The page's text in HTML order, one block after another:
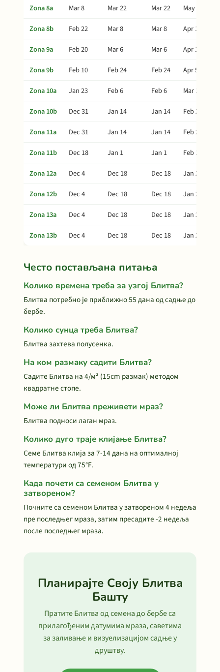
Zona 8a Mar 8 Mar 22 Mar 22
May 1
Zona 8b
Feb 22 Mar 8 Mar 8
Apr 17
Zona 9a
Feb 20 Mar 6 Mar 6
Apr 15
Zona 9b
Feb 10 Feb 24 Feb 24
Apr 5
Zona 10a
Jan 23 Feb 6 Feb 6
Mar 18
Zona 10b
Dec 31 Jan 14 Jan 14
Feb 23
Zona 11a
Dec 31 Jan 14 Jan 14
Feb 23
Zona 11b
Dec 18 Jan 1 Jan 1
Feb 10
Zona 12a
Dec 4 Dec 18 Dec 18
Jan 27
Zona 12b
Dec 4 Dec 18 Dec 18
Jan 27
Zona 13a
Dec 4 Dec 18 Dec 18
Jan 27
Zona 13b
Dec 4 Dec 18 Dec 18 Jan 27
Често постављана питања
Колико времена треба за узгој Блитва?
Блитва потребно је приближно 55 дана од садње до
бербе.
Колико сунца треба Блитва?
Блитва захтева полусенка.
На ком размаку садити Блитва?
Садите Блитва на 4/м² (15cm размак) методом
квадратне стопе.
Може ли Блитва преживети мраз?
Блитва подноси лаган мраз.
Колико дуго траје клијање Блитва?
Семе Блитва клија за 7-14 дана на оптималној
температури од 75°F.
Када почети са семеном Блитва у
затвореном?
Почните са семеном Блитва у затвореном 4 недеља
пре последњег мраза, затим пресадите -2 недеља
после последњег мраза.
Планирајте Своју Блитва
Башту
Пратите Блитва од семена до бербе са
прилагођеним датумима мраза, саветима
за заливање и визуелизацијом садње у
друштву.